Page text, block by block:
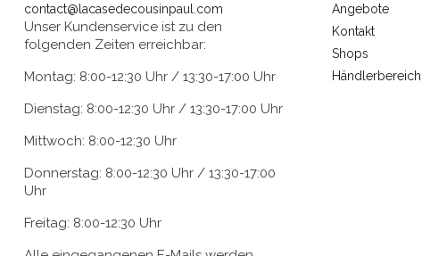
contact@lacasedecousinpaul.com
Unser Kundenservice ist zu den
folgenden Zeiten erreichbar:
Montag: 8:00-12:30 Uhr / 13:30-17:00 Uhr
Dienstag: 8:00-12:30 Uhr / 13:30-17:00 Uhr
Mittwoch: 8:00-12:30 Uhr
Donnerstag: 8:00-12:30 Uhr / 13:30-17:00
Uhr
Freitag: 8:00-12:30 Uhr
Angebote
Kontakt
Shops
Händlerbereich